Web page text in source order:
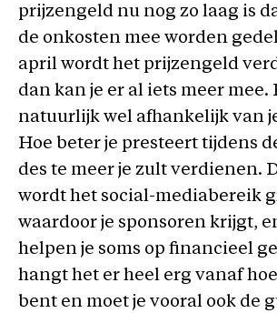
prijzengeld nu nog zo laag is
de onkosten mee worden
april wordt het prijzengeld
dan kan je er al iets meer mee.
natuurlijk wel afhankelijk van
Hoe beter je presteert tijdens
des te meer je zult verdienen.
wordt het social-mediabereik
waardoor je sponsoren krijgt,
helpen je soms op financieel
hangt het er heel erg vanaf
bent en moet je vooral ook de